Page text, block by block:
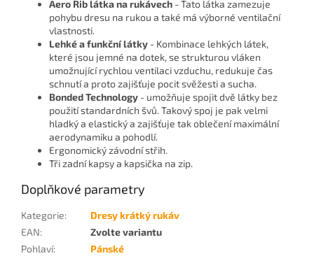
Aero Rib látka na rukávech - Tato látka zamezuje
pohybu dresu na rukou a také má výborné ventilační
vlastnosti.
Lehké a funkční látky - Kombinace lehkých látek,
které jsou jemné na dotek, se strukturou vláken
umožnující rychlou ventilaci vzduchu, redukuje čas
schnutí a proto zajišťuje pocit svěžesti a sucha.
Bonded Technology - umožňuje spojit dvě látky bez
použití standardních švů. Takový spoj je pak velmi
hladký a elastický a zajišťuje tak oblečení maximální
aerodynamiku a pohodlí.
Ergonomický závodní střih.
Tři zadní kapsy a kapsička na zip.
Doplňkové parametry
Kategorie:
Dresy krátký rukáv
EAN:
Zvolte variantu
Pohlaví:
Pánské